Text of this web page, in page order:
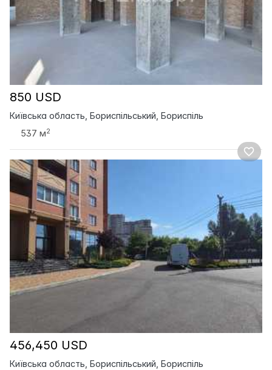
850 USD
Київська область, Бориспільський, Бориспіль
537 м2
456,450 USD
Київська область, Бориспільський, Бориспіль